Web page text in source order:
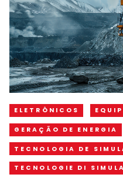
ELETRÔNICOS
GERAÇÃO DE ENERGIA
TECNOLOGIA DE
TECNOLOGIE DI